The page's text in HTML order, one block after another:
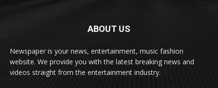
ABOUT US
Newspaper is your news, entertainment, music fashion
website. We provide you with the latest breaking news and
videos straight from the entertainment industry.